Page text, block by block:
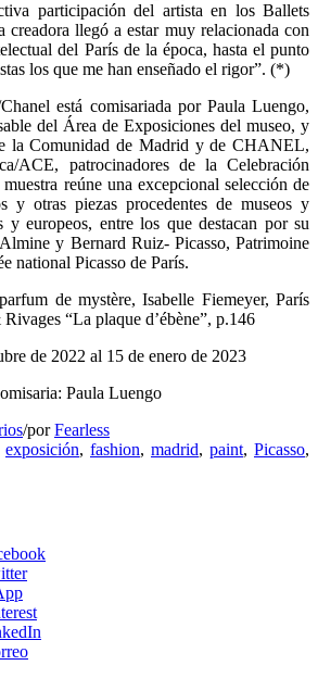
participación del artista en los Ballets
llegó a estar muy relacionada con
del París de la época, hasta el punto
los que me han enseñado el rigor”. (*)
está comisariada por Paula Luengo,
del Área de Exposiciones del museo, y
la Comunidad de Madrid y de CHANEL,
ACE, patrocinadores de la Celebración
reúne una excepcional selección de
y otras piezas procedentes de museos y
y europeos, entre los que destacan por su
y Bernard Ruiz- Picasso, Patrimoine
national Picasso de París.
de mystère, Isabelle Fiemeyer, París
“La plaque d’ébène”, p.146
de 2022 al 15 de enero de 2023
Paula Luengo
/porFearless
exposición, fashion, madrid, paint, Picasso,